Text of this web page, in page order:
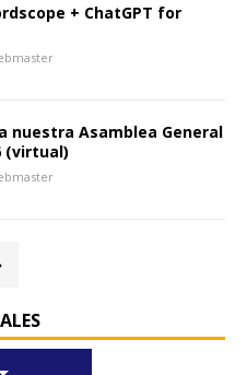
+ ChatGPT for
nuestra Asamblea General
(virtual)